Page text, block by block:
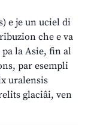
e je un uciel di
che e va
pa la Asie, fin al
par esempli
uralensis
glaciâi, ven